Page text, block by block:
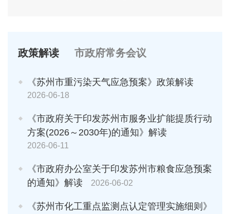
政策解读 市政府常务会议
《苏州市重污染天气应急预案》政策解读
2026-06-18
《市政府关于印发苏州市服务业扩能提质行动
方案(2026～2030年)的通知》解读
2026-06-11
《市政府办公室关于印发苏州市粮食应急预案
的通知》解读
2026-06-02
《苏州市化工重点监测点认定管理实施细则》